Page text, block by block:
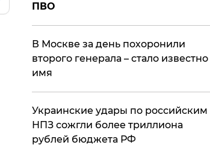
ПВО
В Москве за день похоронили
второго генерала – стало известно
имя
Украинские удары по российским
НПЗ сожгли более триллиона
рублей бюджета РФ